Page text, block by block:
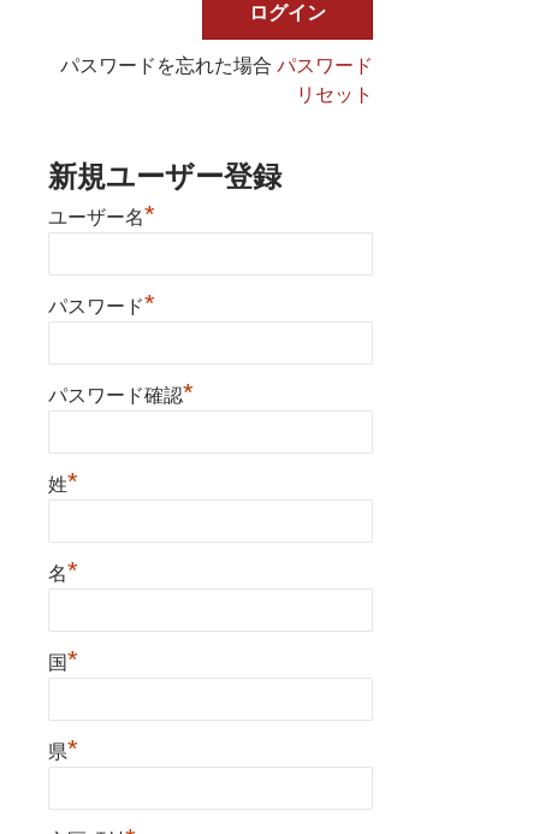
パスワードを忘れた場合パスワード
リセット
新規ユーザー登録
ユーザー名*
パスワード*
パスワード確認*
姓*
名*
国*
県*